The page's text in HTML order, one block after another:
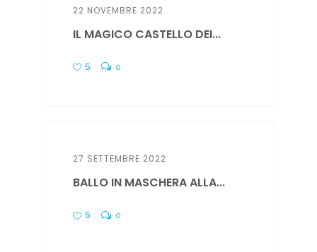
22 NOVEMBRE 2022
IL MAGICO CASTELLO DEI...
5 0
27 SETTEMBRE 2022
BALLO IN MASCHERA ALLA...
5 0